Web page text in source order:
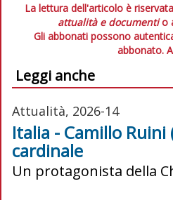
La lettura dell'articolo è
attualità e documentio
Gli abbonati possono
abbonato.
Leggi anche
Attualità, 2026-14
Italia - Camillo Ruini
cardinale
Un protagonista della